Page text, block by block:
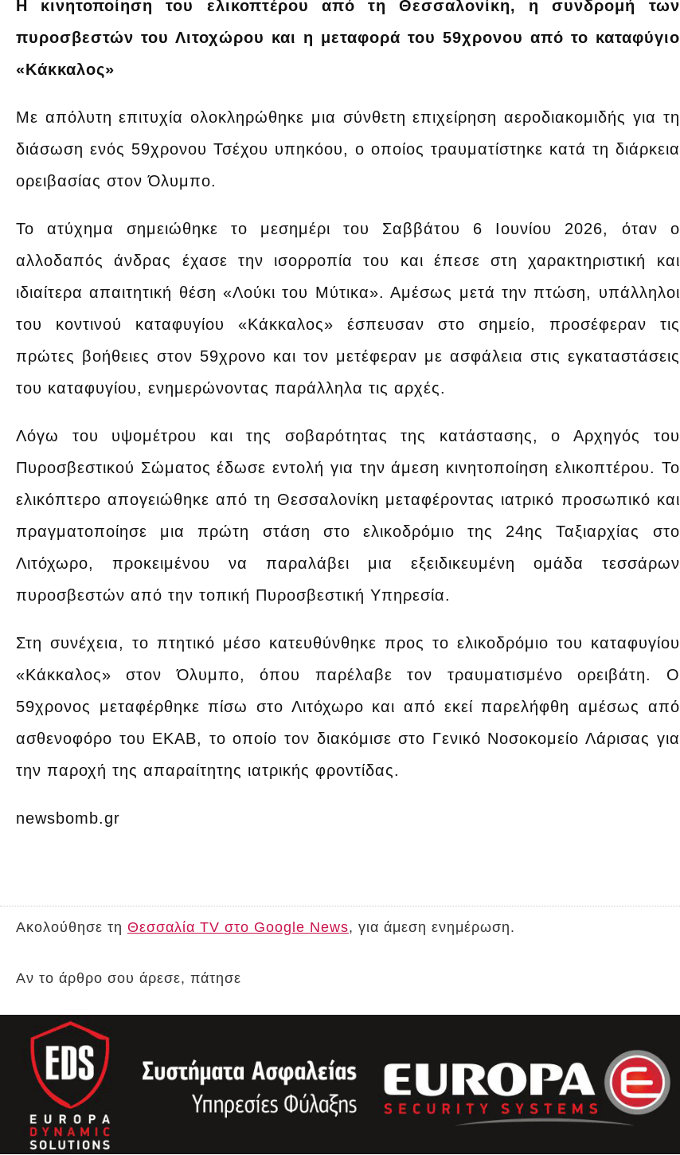
Η κινητοποίηση του ελικοπτέρου από τη Θεσσαλονίκη, η συνδρομή των
πυροσβεστών του Λιτοχώρου και η μεταφορά του 59χρονου από το καταφύγιο
«Κάκκαλος»
Με απόλυτη επιτυχία ολοκληρώθηκε μια σύνθετη επιχείρηση αεροδιακομιδής για τη
διάσωση ενός 59χρονου Τσέχου υπηκόου, ο οποίος τραυματίστηκε κατά τη διάρκεια
ορειβασίας στον Όλυμπο.
Το ατύχημα σημειώθηκε το μεσημέρι του Σαββάτου 6 Ιουνίου 2026, όταν ο
αλλοδαπός άνδρας έχασε την ισορροπία του και έπεσε στη χαρακτηριστική και
ιδιαίτερα απαιτητική θέση «Λούκι του Μύτικα». Αμέσως μετά την πτώση, υπάλληλοι
του κοντινού καταφυγίου «Κάκκαλος» έσπευσαν στο σημείο, προσέφεραν τις
πρώτες βοήθειες στον 59χρονο και τον μετέφεραν με ασφάλεια στις εγκαταστάσεις
του καταφυγίου, ενημερώνοντας παράλληλα τις αρχές.
Λόγω του υψομέτρου και της σοβαρότητας της κατάστασης, ο Αρχηγός του
Πυροσβεστικού Σώματος έδωσε εντολή για την άμεση κινητοποίηση ελικοπτέρου. Το
ελικόπτερο απογειώθηκε από τη Θεσσαλονίκη μεταφέροντας ιατρικό προσωπικό και
πραγματοποίησε μια πρώτη στάση στο ελικοδρόμιο της 24ης Ταξιαρχίας στο
Λιτόχωρο, προκειμένου να παραλάβει μια εξειδικευμένη ομάδα τεσσάρων
πυροσβεστών από την τοπική Πυροσβεστική Υπηρεσία.
Στη συνέχεια, το πτητικό μέσο κατευθύνθηκε προς το ελικοδρόμιο του καταφυγίου
«Κάκκαλος» στον Όλυμπο, όπου παρέλαβε τον τραυματισμένο ορειβάτη. Ο
59χρονος μεταφέρθηκε πίσω στο Λιτόχωρο και από εκεί παρελήφθη αμέσως από
ασθενοφόρο του ΕΚΑΒ, το οποίο τον διακόμισε στο Γενικό Νοσοκομείο Λάρισας για
την παροχή της απαραίτητης ιατρικής φροντίδας.
newsbomb.gr
Ακολούθησε τη Θεσσαλία TV στο Google News, για άμεση ενημέρωση.
Αν το άρθρο σου άρεσε, πάτησε